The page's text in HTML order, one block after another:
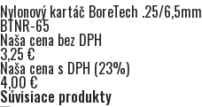
Nylonový kartáč BoreTech .25/6,5mm
BTNR-65
Naša cena bez DPH
3,25 €
Naša cena s DPH (23%)
4,00 €
Súvisiace produkty